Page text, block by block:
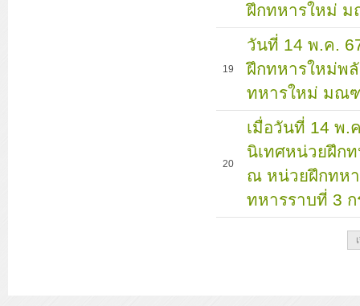
ฝึกทหารใหม่
19
วันที่ 14 พ.ค.
ฝึกทหารใหม่พ
ทหารใหม่ มณ
20
เมื่อวันที่ 14 พ.
นิเทศหน่วยฝึก
ณ หน่วยฝึกทหา
ทหารราบที่ 3